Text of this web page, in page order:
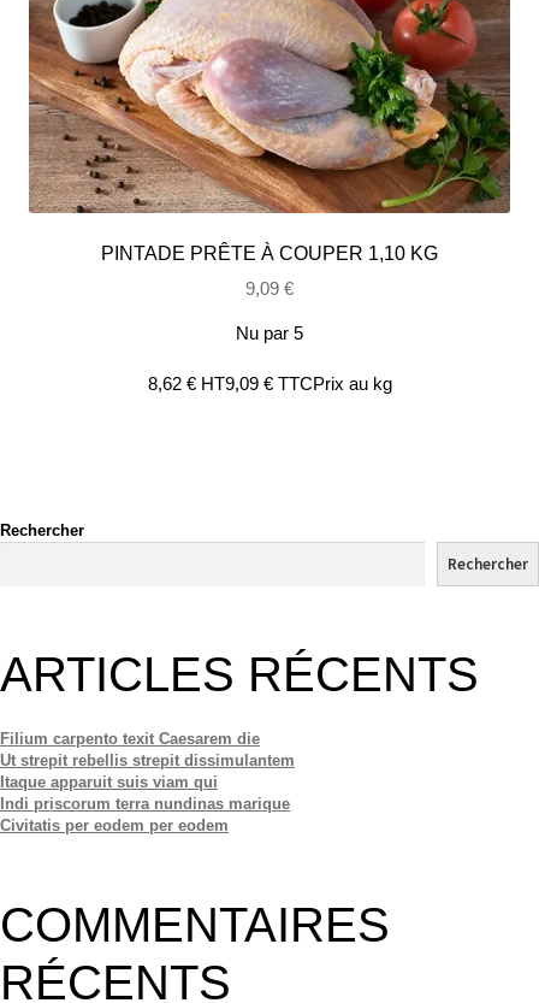
PINTADE PRÊTE À COUPER 1,10 KG
9,09 €
Nu par 5
8,62 €HT9,09 €TTCPrix au kg
Rechercher
Rechercher
ARTICLES RÉCENTS
Filium carpento texit Caesarem die
Ut strepit rebellis strepit dissimulantem
Itaque apparuit suis viam qui
Indi priscorum terra nundinas marique
Civitatis per eodem per eodem
COMMENTAIRES
RÉCENTS